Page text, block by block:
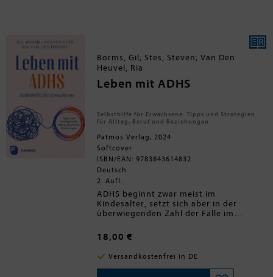
Telescope geben nicht nur Einblicke in
die Arbeit von Astronomen, sondern
liefern auch philosophische
Denkanstöße zu unserer Existenz.
Borms, Gil; Stes, Steven; Van Den
Heuvel, Ria
Leben mit ADHS
Selbsthilfe für Erwachsene. Tipps und Strategien
für Alltag, Beruf und Beziehungen.
Patmos Verlag, 2024
Softcover
ISBN/EAN: 9783843614832
Deutsch
2. Aufl.
ADHS beginnt zwar meist im
Kindesalter, setzt sich aber in der
überwiegenden Zahl der Fälle im
Deutschland circa 4,5 Prozent aller
Erwachsenen betroffen. Und der
Leidensdruck ist hoch:
Unaufmerksamkeit, Hyperaktivität und
Impulsivität führen zu Chaos im Alltag,
18,00 €
Versandkostenfrei in DE